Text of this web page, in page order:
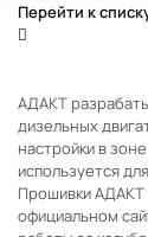
Перейти к
АДАКТ
дизельных
настройки в
используется
Прошивки АДАКТ
официальном